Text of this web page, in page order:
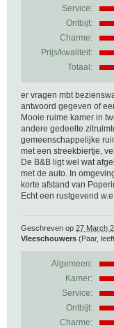
Service:
Ontbijt:
Charme:
Prijs/kwaliteit:
Totaal:
er vragen mbt
antwoord gegeven of
Mooie ruime kamer in
andere gedeelte
gemeenschappelijke
met een streekbiertje,
De B&B ligt wel wat
met de auto. In
korte afstand van
Echt een rustgevend
Geschreven op 27 March
Vleeschouwers (Paar,
Algemeen:
Kamer:
Service:
Ontbijt:
Charme: